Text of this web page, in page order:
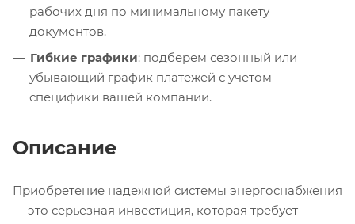
рабочих дня по минимальному пакету
документов.
Гибкие графики: подберем сезонный или
убывающий график платежей с учетом
специфики вашей компании.
Описание
Приобретение надежной системы энергоснабжения
— это серьезная инвестиция, которая требует